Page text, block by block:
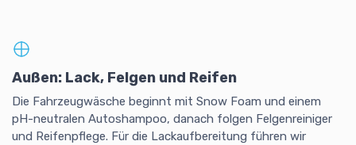
Außen: Lack, Felgen und Reifen
Die Fahrzeugwäsche beginnt mit Snow Foam und einem
pH-neutralen Autoshampoo, danach folgen Felgenreiniger
und Reifenpflege. Für die Lackaufbereitung führen wir